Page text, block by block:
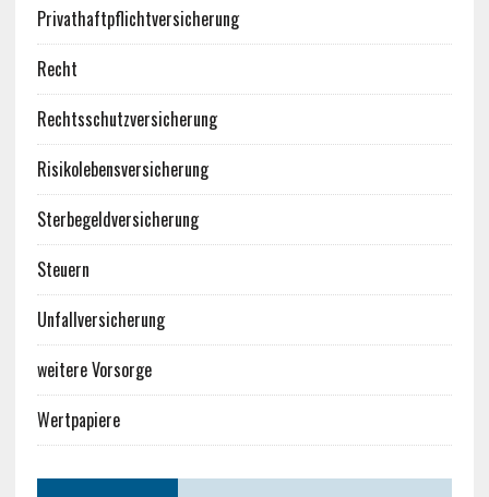
Privathaftpflichtversicherung
Recht
Rechtsschutzversicherung
Risikolebensversicherung
Sterbegeldversicherung
Steuern
Unfallversicherung
weitere Vorsorge
Wertpapiere